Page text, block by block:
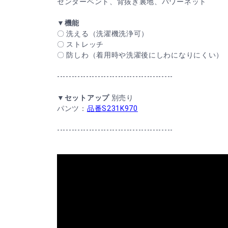
▼機能
〇 洗える（洗濯機洗浄可）
〇 ストレッチ
〇 防しわ（着用時や洗濯後にしわになりにくい）
----------------------------------------
▼セットアップ別売り
パンツ： 品番S231K970
----------------------------------------